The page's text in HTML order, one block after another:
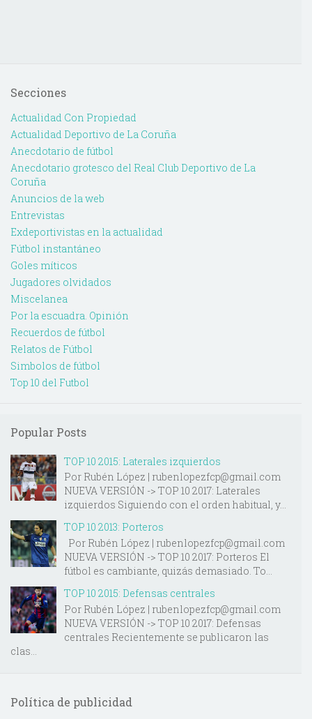
Secciones
Actualidad Con Propiedad
Actualidad Deportivo de La Coruña
Anecdotario de fútbol
Anecdotario grotesco del Real Club Deportivo de La
Coruña
Anuncios de la web
Entrevistas
Exdeportivistas en la actualidad
Fútbol instantáneo
Goles míticos
Jugadores olvidados
Miscelanea
Por la escuadra. Opinión
Recuerdos de fútbol
Relatos de Fútbol
Simbolos de fútbol
Top 10 del Futbol
Popular Posts
TOP 10 2015: Laterales izquierdos
Por Rubén López | rubenlopezfcp@gmail.com
NUEVA VERSIÓN -> TOP 10 2017: Laterales
izquierdos Siguiendo con el orden habitual, y...
TOP 10 2013: Porteros
Por Rubén López | rubenlopezfcp@gmail.com
NUEVA VERSIÓN -> TOP 10 2017: Porteros El
fútbol es cambiante, quizás demasiado. To...
TOP 10 2015: Defensas centrales
Por Rubén López | rubenlopezfcp@gmail.com
NUEVA VERSIÓN -> TOP 10 2017: Defensas
centrales Recientemente se publicaron las
clas...
Política de publicidad